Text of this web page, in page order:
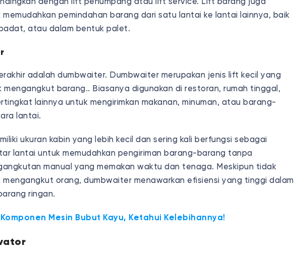
pemindahan barang dari satu lantai ke lantai lainnya, baik
atau dalam bentuk palet.
adalah dumbwaiter. Dumbwaiter merupakan jenis lift kecil yang
mengangkut barang.. Biasanya digunakan di restoran, rumah tinggal,
lainnya untuk mengirimkan makanan, minuman, atau barang-
lantai.
ukuran kabin yang lebih kecil dan sering kali berfungsi sebagai
lantai untuk memudahkan pengiriman barang-barang tanpa
manual yang memakan waktu dan tenaga. Meskipun tidak
mengangkut orang, dumbwaiter menawarkan efisiensi yang tinggi dalam
ringan.
Komponen Mesin Bubut Kayu, Ketahui Kelebihannya!